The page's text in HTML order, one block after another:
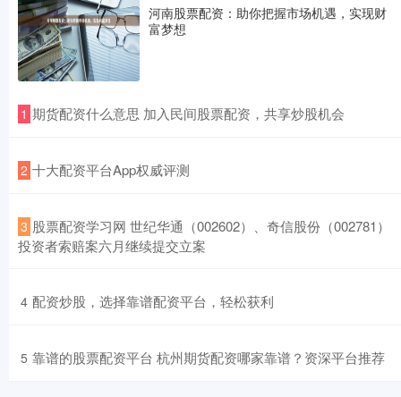
河南股票配资：助你把握市场机遇，实现财
富梦想
1 ​期货配资什么意思 加入民间股票配资，共享炒股机会
2 ​十大配资平台App权威评测
3 ​股票配资学习网 世纪华通（002602）、奇信股份（002781）
投资者索赔案六月继续提交立案
4 ​配资炒股，选择靠谱配资平台，轻松获利
5 ​靠谱的股票配资平台 杭州期货配资哪家靠谱？资深平台推荐